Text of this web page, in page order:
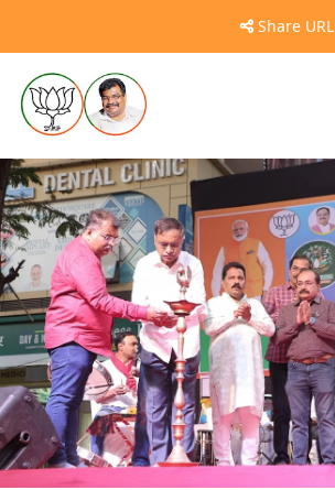
Share URL
डोंबिवली